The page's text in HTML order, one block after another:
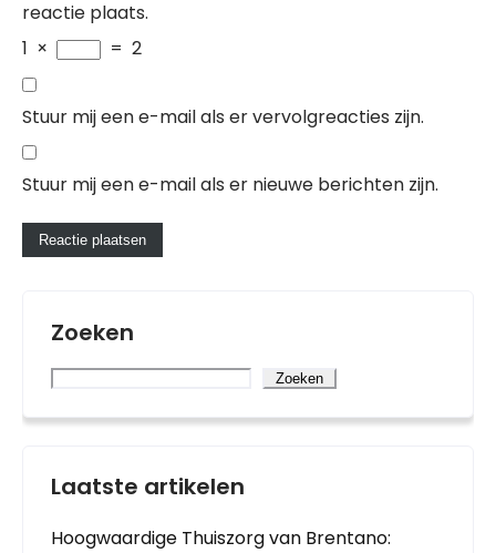
reactie plaats.
1 × = 2
Stuur mij een e-mail als er vervolgreacties zijn.
Stuur mij een e-mail als er nieuwe berichten zijn.
Zoeken
Zoeken
Laatste artikelen
Hoogwaardige Thuiszorg van Brentano: